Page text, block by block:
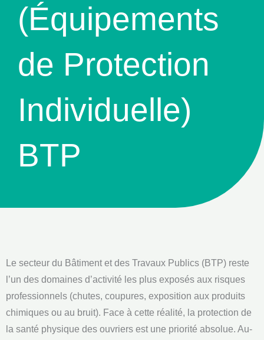
(Équipements
de Protection
Individuelle)
BTP
Le secteur du Bâtiment et des Travaux Publics (BTP) reste
l’un des domaines d’activité les plus exposés aux risques
professionnels (chutes, coupures, exposition aux produits
chimiques ou au bruit). Face à cette réalité, la protection de
la santé physique des ouvriers est une priorité absolue. Au-